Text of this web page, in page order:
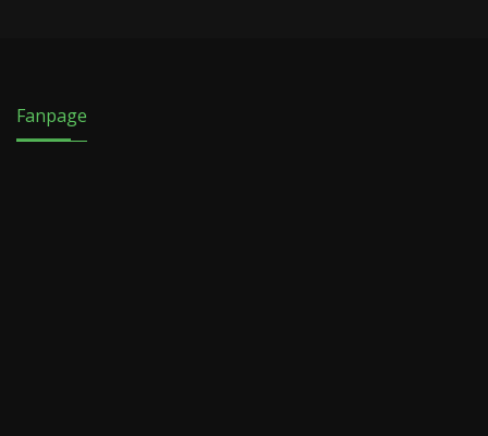
Fanpage